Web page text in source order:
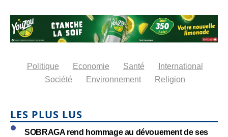
Politique Economie Santé
International
Société
Environnement Religion
LES PLUS LUS
SOBRAGA rend hommage au dévouement de ses